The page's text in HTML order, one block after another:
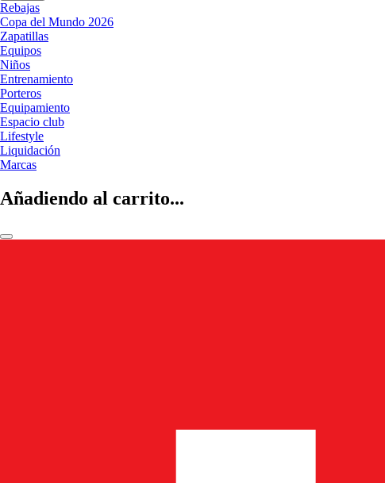
Rebajas
Copa del Mundo 2026
Zapatillas
Equipos
Niños
Entrenamiento
Porteros
Equipamiento
Espacio club
Lifestyle
Liquidación
Marcas
Añadiendo al carrito...